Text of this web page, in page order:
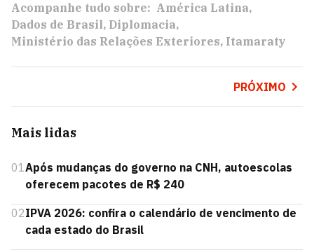
Acompanhe tudo sobre: América Latina
Dados de Brasil Diplomacia
Ministério das Relações Exteriores Itamaraty
PRÓXIMO
Mais lidas
01Após mudanças do governo na CNH, autoescolas
oferecem pacotes de R$ 240
02IPVA 2026: confira o calendário de vencimento de
cada estado do Brasil